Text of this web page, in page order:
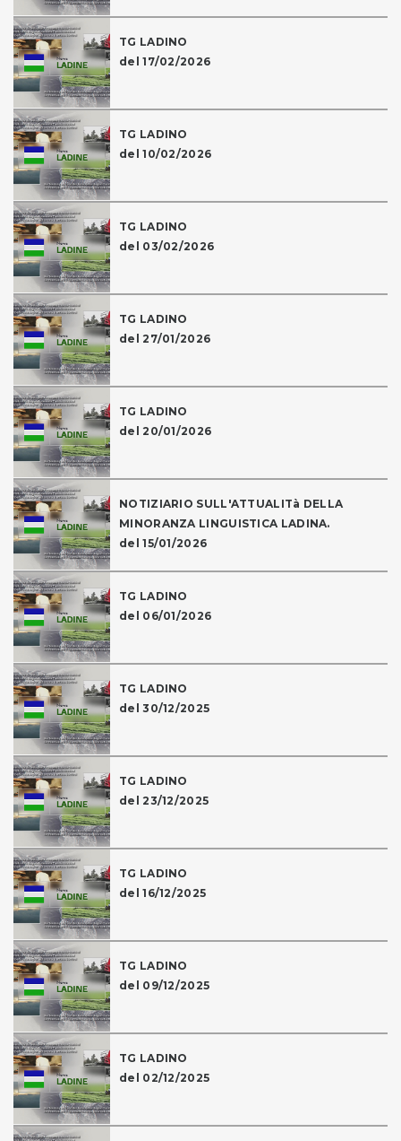
TG LADINO
del 17/02/2026
TG LADINO
del 10/02/2026
TG LADINO
del 03/02/2026
TG LADINO
del 27/01/2026
TG LADINO
del 20/01/2026
NOTIZIARIO SULL'ATTUALITà DELLA
MINORANZA LINGUISTICA LADINA.
del 15/01/2026
TG LADINO
del 06/01/2026
TG LADINO
del 30/12/2025
TG LADINO
del 23/12/2025
TG LADINO
del 16/12/2025
TG LADINO
del 09/12/2025
TG LADINO
del 02/12/2025